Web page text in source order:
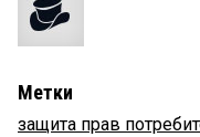
Метки
защита прав